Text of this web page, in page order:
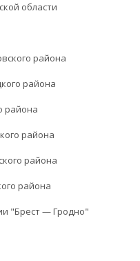
области
района
района
района
района
района
района
"Брест — Гродно"